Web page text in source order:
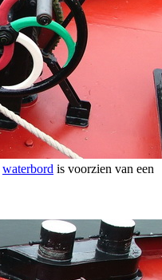
waterbord is voorzien van een